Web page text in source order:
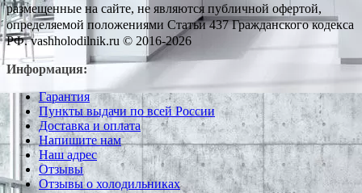
размещенные на сайте, не являются публичной офертой,
определяемой положениями Статьи 437 Гражданского кодекса
РФ. vashholodilnik.ru © 2016-2026
Информация:
Гарантия
Пункты выдачи по всей России
Доставка и оплата
Напишите нам
Наш адрес
Отзывы
Отзывы о холодильниках